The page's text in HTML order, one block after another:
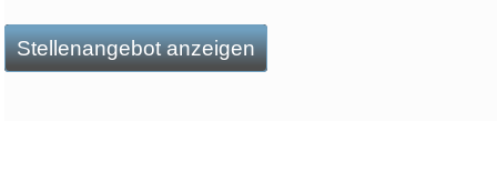
Stellenangebot anzeigen